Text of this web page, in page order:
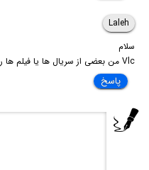
Laleh
سلام
Vlc من بعضی از سریال ها یا فیلم ها رو پخش نمیکنه دستگاه ایفن ۱۱
پاسخ